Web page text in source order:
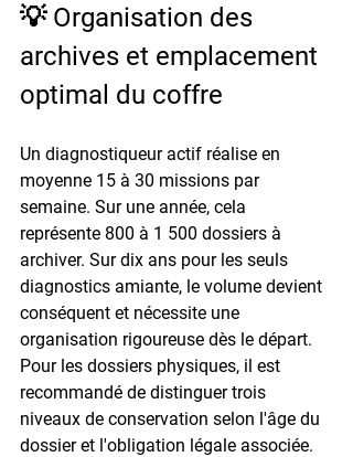
💡 Organisation des
archives et emplacement
optimal du coffre
Un diagnostiqueur actif réalise en
moyenne 15 à 30 missions par
semaine. Sur une année, cela
représente 800 à 1 500 dossiers à
archiver. Sur dix ans pour les seuls
diagnostics amiante, le volume devient
conséquent et nécessite une
organisation rigoureuse dès le départ.
Pour les dossiers physiques, il est
recommandé de distinguer trois
niveaux de conservation selon l'âge du
dossier et l'obligation légale associée.